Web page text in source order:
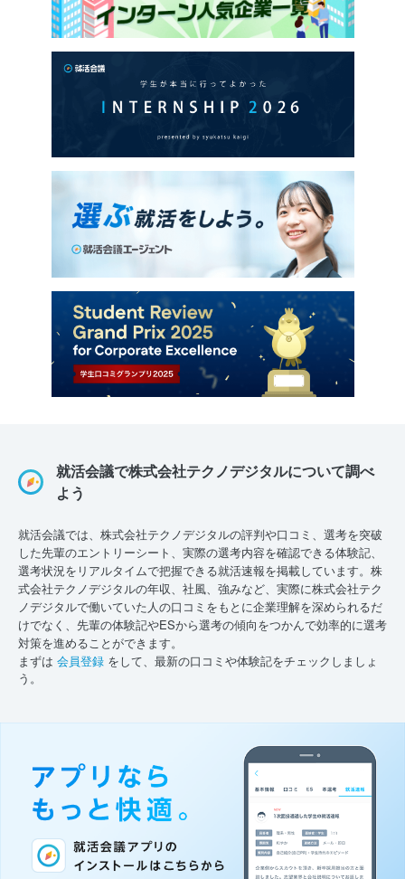
就活会議で株式会社テクノデジタルについて調べ
よう
就活会議では、株式会社テクノデジタルの評判や口コミ、選考を突破
した先輩のエントリーシート、実際の選考内容を確認できる体験記、
選考状況をリアルタイムで把握できる就活速報を掲載しています。株
式会社テクノデジタルの年収、社風、強みなど、実際に株式会社テク
ノデジタルで働いていた人の口コミをもとに企業理解を深められるだ
けでなく、先輩の体験記やESから選考の傾向をつかんで効率的に選考
対策を進めることができます。
まずは 会員登録 をして、最新の口コミや体験記をチェックしましょ
う。